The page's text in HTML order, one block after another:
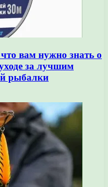
вам нужно знать о
за лучшим
рыбалки